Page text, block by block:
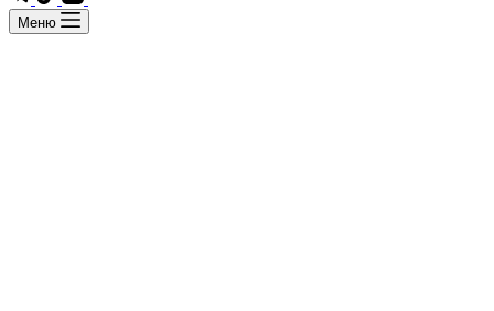
Меню